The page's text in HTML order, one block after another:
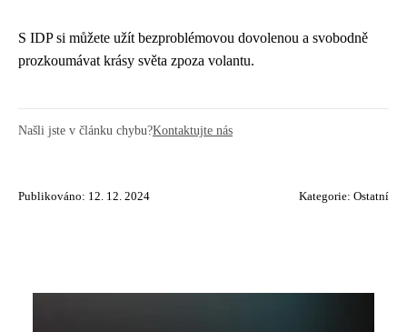
S IDP si můžete užít bezproblémovou dovolenou a svobodně
prozkoumávat krásy světa zpoza volantu.
Našli jste v článku chybu?Kontaktujte nás
Publikováno: 12. 12. 2024 Kategorie: Ostatní